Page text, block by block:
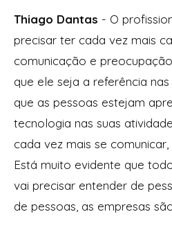
Thiago Dantas - O
precisar ter cada vez mais
comunicação e
que ele seja a referência
que as pessoas estejam
tecnologia nas suas
cada vez mais se
Está muito evidente que
vai precisar entender de
de pessoas, as empresas